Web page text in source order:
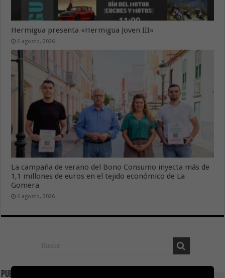
Hermigua presenta «Hermigua Joven III»
6 agosto, 2026
La campaña de verano del Bono Consumo inyecta más de
1,1 millones de euros en el tejido económico de La
Gomera
6 agosto, 2026
Publicidad